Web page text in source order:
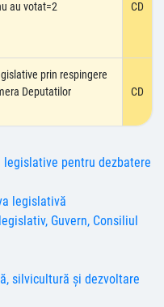
au votat=2 CD
prin respingere
Deputatilor
CD
pentru dezbatere
legislativă
Guvern, Consiliul
silvicultură şi dezvoltare